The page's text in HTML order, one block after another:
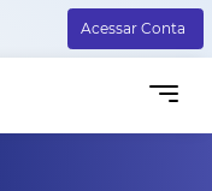
Acessar Conta